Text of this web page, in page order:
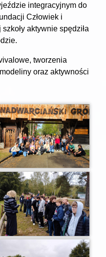
integracyjnym do
Człowiek i
aktywnie spędziła
tworzenia
oraz aktywności